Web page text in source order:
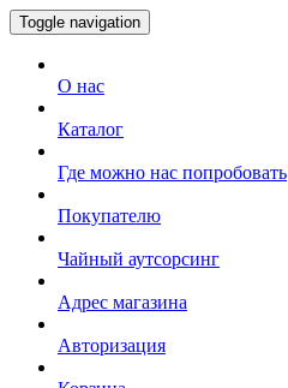
Toggle navigation
О нас
Каталог
Где можно нас попробовать
Покупателю
Чайный аутсорсинг
Адрес магазина
Авторизация